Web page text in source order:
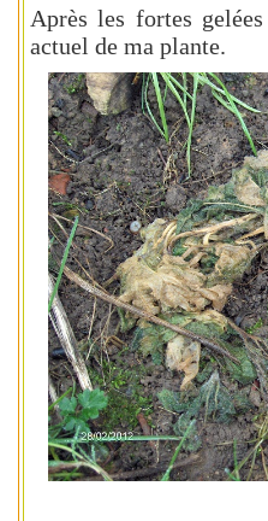
Après les fortes
actuel de ma plante.